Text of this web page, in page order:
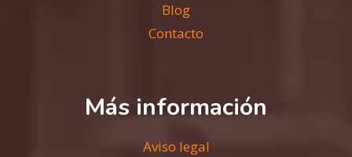
Blog
Contacto
Más información
Aviso legal